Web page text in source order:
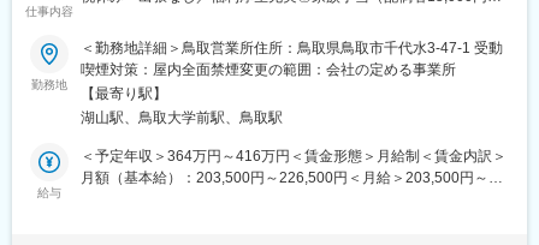
性の向上（4）リテールメディア展開の4つの軸を中心に進めてい
この急成長の背景には、日本全国で大量出店と物流・ITを中心に
自社で取組み、徹底した効率化を追求し続けたことで圧倒的な
「安さ」を実現し、お客様の支持を得てきたことにあります。創
業以来小売の現場でITを活用し流通の生産性向上、買い物体験の
る今、私たちはリテールAIで新しい流通の未来を創り世界一の買
い物体験を提供し、人々の暮らしを豊かにする企業を目指してい
仕事内容
■仕事内容：当社は東芝グループの総合電設資材商社として、照
明・空調・受配電設備・電設資材など、建物に欠かせない設備機
器を取り扱っています。営業担当として、既存のお客様への定期
訪問、ニーズのヒアリングを通じて長期的な関係を構築します。
取引先：電気工事会社、設備工事会社、工務店など
商材：LED照明、空調設備、換気設備（価格帯／すべて東芝商材
OR商社なのでニーズに応じてグループ外からも取り寄せ可）
勤務地
＜勤務地詳細＞鳥取営業所住所：鳥取県鳥取市千代水3-47-1 受動
喫煙対策：屋内全面禁煙変更の範囲：会社の定める事業所
【最寄り駅】
湖山駅、鳥取大学前駅、鳥取駅
給与
＜予定年収＞364万円～416万円＜賃金形態＞月給制＜賃金内訳＞
月額（基本給）：203,500円～226,500円＜月給＞203,500円～